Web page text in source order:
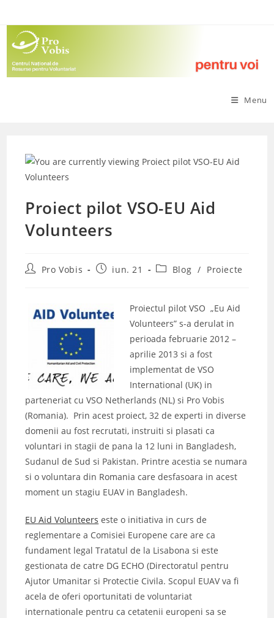
to
content
Menu
Proiect pilot VSO-EU Aid
Volunteers
PostPro Vobis
Postiun. 21
PostBlog / Proiecte
Proiectul pilot VSO „Eu Aid
Volunteers” s-a derulat in
perioada februarie 2012 –
aprilie 2013 si a fost
implementat de VSO
International (UK) in
parteneriat cu VSO Netherlands (NL) si Pro Vobis
(Romania). Prin acest proiect, 32 de experti in diverse
domenii au fost recrutati, instruiti si plasati ca
voluntari in stagii de pana la 12 luni in Bangladesh,
Sudanul de Sud si Pakistan. Printre acestia se numara
si o voluntara din Romania care desfasoara in acest
moment un stagiu EUAV in Bangladesh.
EU Aid Volunteers este o initiativa in curs de
reglementare a Comisiei Europene care are ca
fundament legal Tratatul de la Lisabona si este
gestionata de catre DG ECHO (Directoratul pentru
Ajutor Umanitar si Protectie Civila. Scopul EUAV va fi
acela de oferi oportunitati de voluntariat
internationale pentru ca cetatenii europeni sa se